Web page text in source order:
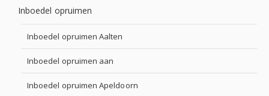
Inboedel opruimen
Inboedel opruimen Aalten
Inboedel opruimen aan
Inboedel opruimen Apeldoorn